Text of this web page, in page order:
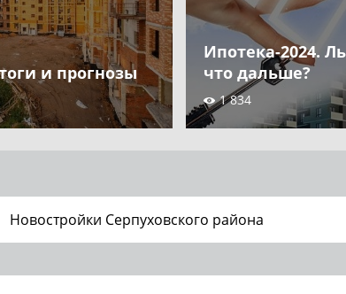
и прогнозы
Ипотека-2024.
что дальше?
1 834
Новостройки Серпуховского района